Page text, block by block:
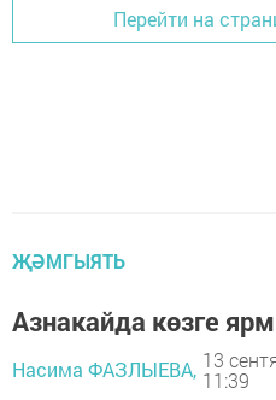
Перейти на
ҖӘМГЫЯТЬ
Азнакайда көзге
Насима ФАЗЛЫЕВА, 13
11:39